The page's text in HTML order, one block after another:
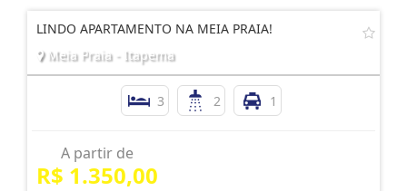
LINDO APARTAMENTO NA MEIA PRAIA!
Meia Praia - Itapema
3 2 1
A partir de
R$ 1.350,00